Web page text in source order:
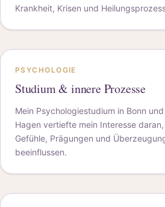
Krankheit, Krisen und
PSYCHOLOGIE
Studium & innere Prozesse
Mein Psychologiestudium in Bonn
Hagen vertiefte mein Interesse
Gefühle, Prägungen und
beeinflussen.